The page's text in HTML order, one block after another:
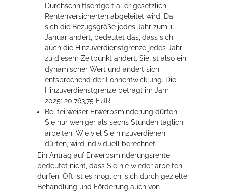
Durchschnittsentgelt aller gesetzlich
Rentenversicherten abgeleitet wird. Da
sich die Bezugsgröße jedes Jahr zum 1.
Januar ändert, bedeutet das, dass sich
auch die Hinzuverdienstgrenze jedes Jahr
zu diesem Zeitpunkt ändert. Sie ist also ein
dynamischer Wert und ändert sich
entsprechend der Lohnentwicklung. Die
Hinzuverdienstgrenze beträgt im Jahr
2025: 20.763,75 EUR.
Bei teilweiser Erwerbsminderung dürfen
Sie nur weniger als sechs Stunden täglich
arbeiten. Wie viel Sie hinzuverdienen
dürfen, wird individuell berechnet.
Ein Antrag auf Erwerbsminderungsrente
bedeutet nicht, dass Sie nie wieder arbeiten
dürfen. Oft ist es möglich, sich durch gezielte
Behandlung und Förderung auch von